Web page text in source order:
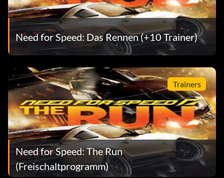
Dreams Challenge Series eine Goldmedaille oder besser.
Belohnung: 25 Punkte
Zielsetzung: Verdiene bei jeder Veranstaltung der Desert
Valley Challenge Series eine Goldmedaille oder besser.
Winter-Gold
Belohnung: 25 Punkte
Need for Speed: Das Rennen (+10 Trainer)
Trainers
Need for Speed: The Run
(Freischaltprogramm)